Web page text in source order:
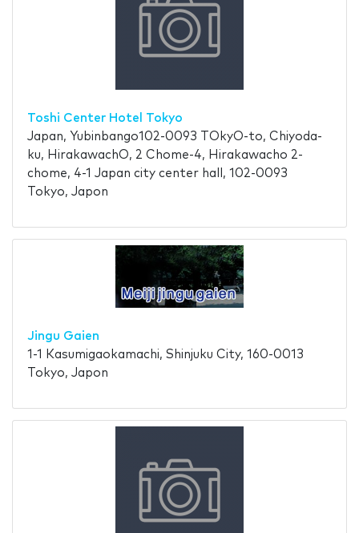
Toshi Center Hotel Tokyo
Japan, Yubinbango102-0093 TOkyO-to, Chiyoda-
ku, HirakawachO, 2 Chome-4, Hirakawacho 2-
chome, 4-1 Japan city center hall, 102-0093
Tokyo, Japon
Jingu Gaien
1-1 Kasumigaokamachi, Shinjuku City, 160-0013
Tokyo, Japon